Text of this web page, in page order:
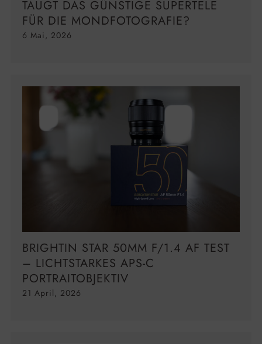
TAUGT DAS GÜNSTIGE SUPERTELE
FÜR DIE MONDFOTOGRAFIE?
6 Mai, 2026
BRIGHTIN STAR 50MM F/1.4 AF TEST
– LICHTSTARKES APS-C
PORTRAITOBJEKTIV
21 April, 2026